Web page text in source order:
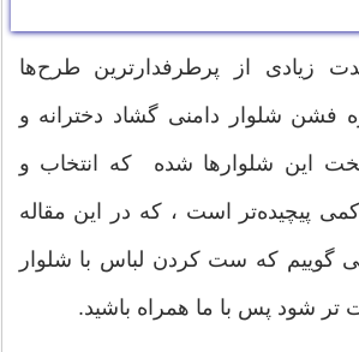
زیادی از پرطرفدارترین طرح‌ها
فشن شلوار دامنی گشاد دخترانه و
این شلوارها شده‌ که انتخاب و
پیچیده‌تر است ، که در این مقاله
می گوییم که ست کردن لباس با شلوار
تر شود پس با ما همراه باشید.